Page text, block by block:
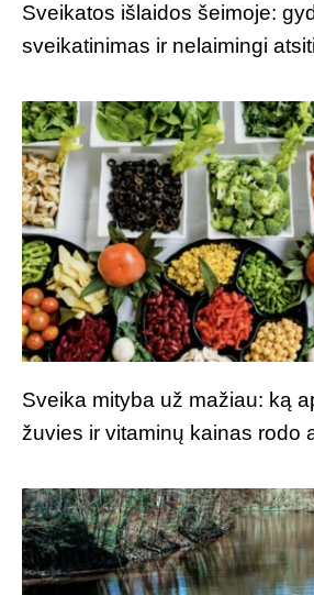
Sveikatos išlaidos šeimoje:
sveikatinimas ir nelaimingi
Sveika mityba už mažiau: ką
žuvies ir vitaminų kainas rodo